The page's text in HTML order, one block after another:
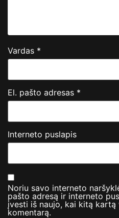
Vardas *
El. pašto adresas *
Interneto puslapis
Noriu savo interneto
pašto adresą ir interneto
įvesti iš naujo, kai kitą kartą
komentarą.